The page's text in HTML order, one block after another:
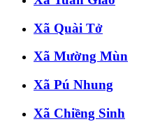
Xã Quài Tở
Xã Mường Mùn
Xã Pú Nhung
Xã Chiềng Sinh